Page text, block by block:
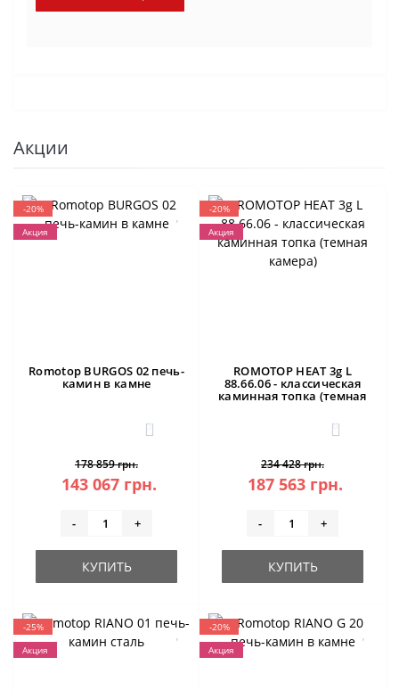
Акции
-20%
Акция
Romotop BURGOS 02 печь-
камин в камне
3
178 859 грн.
143 067 грн.
- +
КУПИТЬ
-20%
Акция
ROMOTOP HEAT 3g L
88.66.06 - классическая
каминная топка (темная
0
234 428 грн.
187 563 грн.
- +
КУПИТЬ
-25%
Акция
-20%
Акция